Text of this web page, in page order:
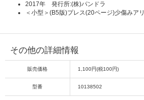
2017年 発行所:(株)パンドラ
＜小型＞(B5版)プレス(20ページ)少傷みアリ
その他の詳細情報
販売価格 1,100円(税100円)
型番 10138502